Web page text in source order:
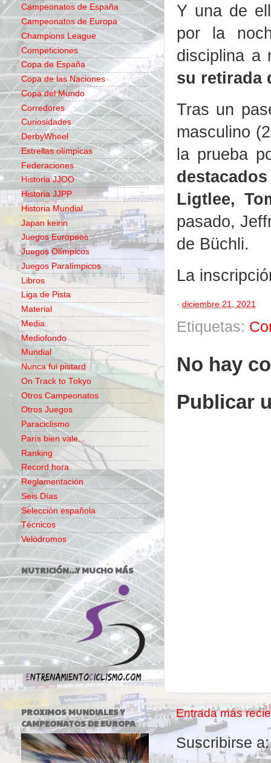
Y una de
por la
disciplina a
su retirada
Tras un
masculino
la prueba
Ligtlee,
pasado,
de Büchli.
La
- diciembre 21, 2021
Etiquetas:
No hay
Publicar
Entrada más
Suscribirse
Campeonatos de España
Campeonatos de Europa
Champions League
Competiciones
Copa de España
Copa de las Naciones
Copa del Mundo
Corredores
Curiosidades
DerbyWheel
Estrellas olímpicas
Federaciones
Historia JJOO
Historia JJPP
Historia Mundial
Japan keirin
Juegos Europeos
Juegos Olímpicos
Juegos Paralímpicos
Libros
Liga de Pista
Material
Media
Mediofondo
Mundial
Nunca fui pistard
On Track to Tokyo
Otros Campeonatos
Otros Juegos
Paraciclismo
París bien vale...
Ranking
Record hora
Reglamentación
Seis Días
Selección española
Técnicos
Velódromos
NUTRICIÓN...Y MUCHO MÁS
PROXIMOS MUNDIALES Y
CAMPEONATOS DE EUROPA